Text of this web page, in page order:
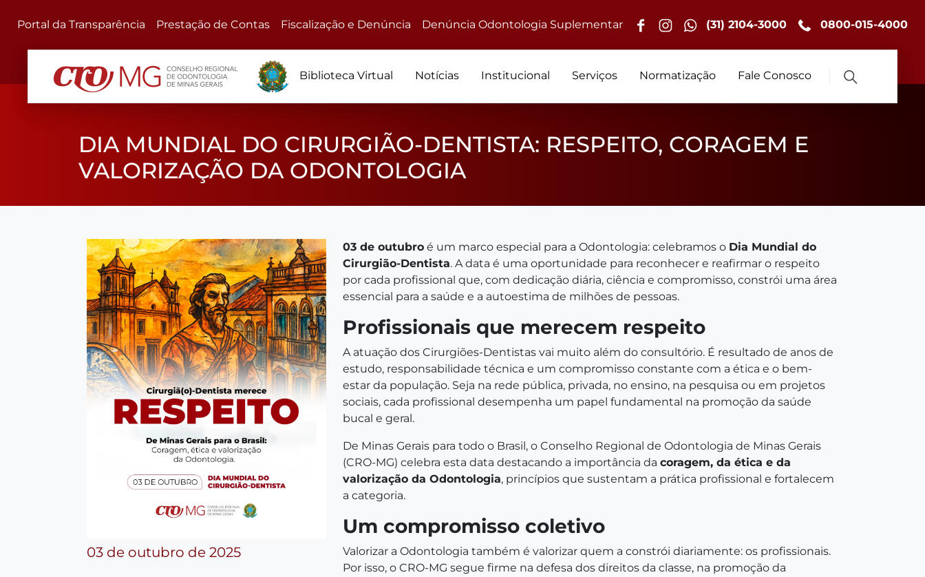
Portal da Transparência Prestação de Contas Fiscalização e Denúncia Denúncia Odontologia Suplementar (31) 2104-3000 0800-015-4000
Biblioteca Virtual Notícias Institucional Serviços Normatização Fale Conosco
DIA MUNDIAL DO CIRURGIÃO-DENTISTA: RESPEITO, CORAGEM E
VALORIZAÇÃO DA ODONTOLOGIA
03 de outubro de 2025
03 de outubro é um marco especial para a Odontologia: celebramos o Dia Mundial do
Cirurgião-Dentista. A data é uma oportunidade para reconhecer e reafirmar o respeito
por cada profissional que, com dedicação diária, ciência e compromisso, constrói uma área
essencial para a saúde e a autoestima de milhões de pessoas.
Profissionais que merecem respeito
A atuação dos Cirurgiões-Dentistas vai muito além do consultório. É resultado de anos de
estudo, responsabilidade técnica e um compromisso constante com a ética e o bem-
estar da população. Seja na rede pública, privada, no ensino, na pesquisa ou em projetos
sociais, cada profissional desempenha um papel fundamental na promoção da saúde
bucal e geral.
De Minas Gerais para todo o Brasil, o Conselho Regional de Odontologia de Minas Gerais
(CRO-MG) celebra esta data destacando a importância da coragem, da ética e da
valorização da Odontologia, princípios que sustentam a prática profissional e fortalecem
a categoria.
Um compromisso coletivo
Valorizar a Odontologia também é valorizar quem a constrói diariamente: os profissionais.
Por isso, o CRO-MG segue firme na defesa dos direitos da classe, na promoção da